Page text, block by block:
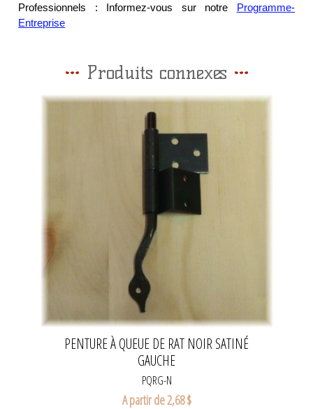
Professionnels : Informez-vous sur notre
Programme-
Entreprise
Produits connexes
PENTURE À QUEUE DE RAT NOIR SATINÉ
GAUCHE
PQRG-N
A partir de 2,68 $